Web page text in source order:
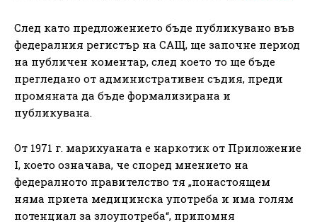
След като предложението бъде публикувано във
федералния регистър на САЩ, ще започне период
на публичен коментар, след което то ще бъде
прегледано от административен съдия, преди
промяната да бъде формализирана и
публикувана.
От 1971 г. марихуаната е наркотик от Приложение
I, което означава, че според мнението на
федералното правителство тя „понастоящем
няма приета медицинска употреба и има голям
потенциал за злоупотреба“, припомня